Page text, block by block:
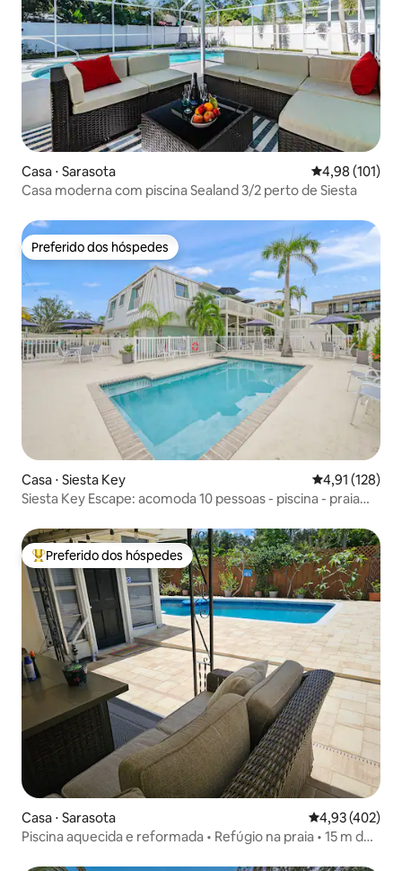
Casa ⋅ Sarasota 4,98 de uma
4,98 (101)
Casa moderna com piscina Sealand 3/2 perto de Siesta
Preferido dos hóspedes
Preferido dos hóspedes
Casa ⋅ Siesta Key 4,91 de uma
4,91 (128)
Siesta Key Escape: acomoda 10 pessoas - piscina - praia
Entre os melhores preferidos dos hóspedes
Preferido dos hóspedes
Casa ⋅ Sarasota 4,93 de uma
4,93 (402)
Piscina aquecida e reformada • Refúgio na praia • 15 m de